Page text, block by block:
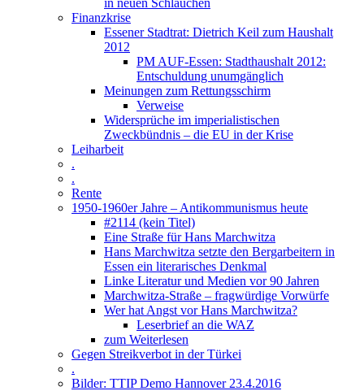
in neuen Schläuchen
Finanzkrise
Essener Stadtrat: Dietrich Keil zum Haushalt
2012
PM AUF-Essen: Stadthaushalt 2012:
Entschuldung unumgänglich
Meinungen zum Rettungsschirm
Verweise
Widersprüche im imperialistischen
Zweckbündnis – die EU in der Krise
Leiharbeit
.
.
Rente
1950-1960er Jahre – Antikommunismus heute
#2114 (kein Titel)
Eine Straße für Hans Marchwitza
Hans Marchwitza setzte den Bergarbeitern in
Essen ein literarisches Denkmal
Linke Literatur und Medien vor 90 Jahren
Marchwitza-Straße – fragwürdige Vorwürfe
Wer hat Angst vor Hans Marchwitza?
Leserbrief an die WAZ
zum Weiterlesen
Gegen Streikverbot in der Türkei
.
Bilder: TTIP Demo Hannover 23.4.2016